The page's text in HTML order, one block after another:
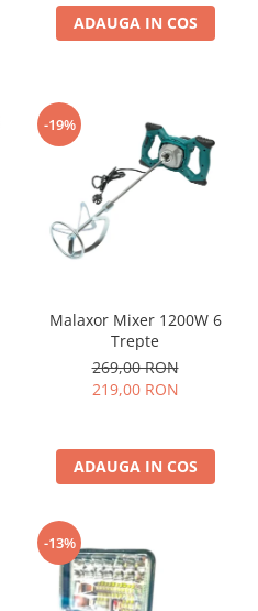
ADAUGA IN COS
-19%
Malaxor Mixer 1200W 6
Trepte
269,00 RON
219,00 RON
ADAUGA IN COS
-13%